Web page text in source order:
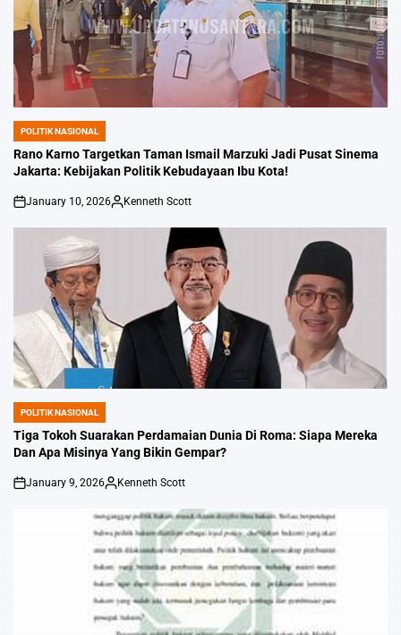
POSTED
IN
POLITIK NASIONAL
Rano Karno Targetkan Taman Ismail Marzuki Jadi Pusat Sinema
Jakarta: Kebijakan Politik Kebudayaan Ibu Kota!
on
January 10, 2026
Posted
Kenneth Scott
POSTED
IN
POLITIK NASIONAL
Tiga Tokoh Suarakan Perdamaian Dunia Di Roma: Siapa Mereka
Dan Apa Misinya Yang Bikin Gempar?
on
January 9, 2026
Posted
Kenneth Scott